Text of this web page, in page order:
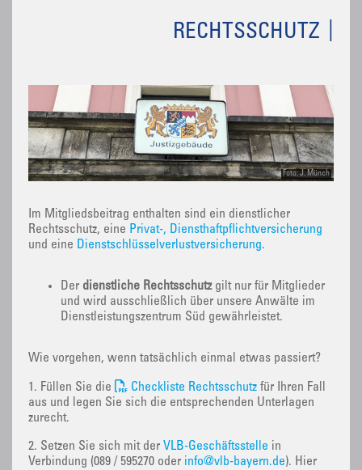
RECHTSSCHUTZ
Foto: J. Münch
Im Mitgliedsbeitrag enthalten sind ein dienstlicher
Rechtsschutz, eine Privat-, Diensthaftpflichtversicherung
und eine Dienstschlüsselverlustversicherung.
Der dienstliche Rechtsschutzgilt nur für Mitglieder
und wird ausschließlich über unsere Anwälte im
Dienstleistungszentrum Süd gewährleistet.
Wie vorgehen, wenn tatsächlich einmal etwas passiert?
1. Füllen Sie die Checkliste Rechtsschutz für Ihren Fall
aus und legen Sie sich die entsprechenden Unterlagen
zurecht.
2. Setzen Sie sich mit der VLB-Geschäftsstelle in
Verbindung (089 / 595270 oder info@vlb-bayern.de). Hier